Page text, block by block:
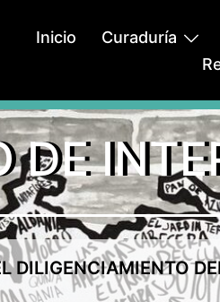
Inicio Curaduría
DE
DILIGENCIAMIENTO